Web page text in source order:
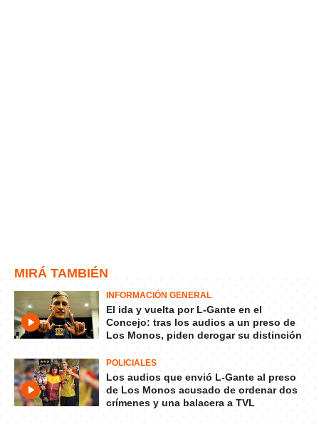
MIRÁ TAMBIÉN
INFORMACIÓN GENERAL
El ida y vuelta por L-Gante en el
Concejo: tras los audios a un preso de
Los Monos, piden derogar su distinción
POLICIALES
Los audios que envió L-Gante al preso
de Los Monos acusado de ordenar dos
crímenes y una balacera a TVL